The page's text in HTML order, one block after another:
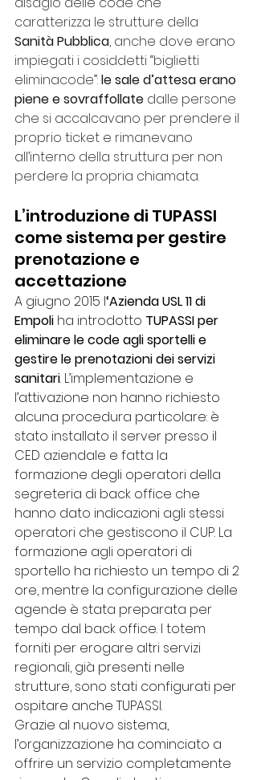
caratterizza le strutture della
Sanità Pubblica, anche dove erano
impiegati i cosiddetti “biglietti
eliminacode”: le sale d’attesa erano
piene e sovraffollate dalle persone
che si accalcavano per prendere il
proprio ticket e rimanevano
all’interno della struttura per non
perdere la propria chiamata.
L’introduzione di TUPASSI
come sistema per gestire
prenotazione e
accettazione
A giugno 2015 l‘Azienda USL 11 di
Empoli ha introdotto TUPASSI per
eliminare le code agli sportelli e
gestire le prenotazioni dei servizi
sanitari. L’implementazione e
l’attivazione non hanno richiesto
alcuna procedura particolare: è
stato installato il server presso il
CED aziendale e fatta la
formazione degli operatori della
segreteria di back office che
hanno dato indicazioni agli stessi
operatori che gestiscono il CUP. La
formazione agli operatori di
sportello ha richiesto un tempo di 2
ore, mentre la configurazione delle
agende è stata preparata per
tempo dal back office. I totem
forniti per erogare altri servizi
regionali, già presenti nelle
strutture, sono stati configurati per
ospitare anche TUPASSI.
Grazie al nuovo sistema,
l’organizzazione ha cominciato a
offrire un servizio completamente